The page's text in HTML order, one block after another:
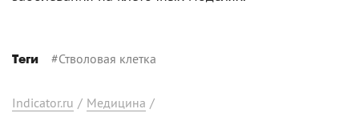
Теги #Стволовая клетка
Indicator.ru / Медицина /